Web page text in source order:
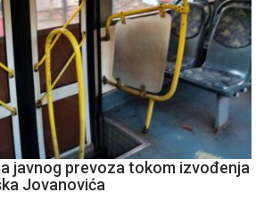
javnog prevoza tokom izvođenja
Jovanovića